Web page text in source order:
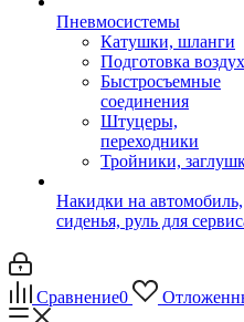
Пневмосистемы
Катушки, шланги
Подготовка
Быстросъемные
соединения
Штуцеры,
переходники
Тройники,
Накидки на автомобиль,
сиденья, руль для
Сравнение0